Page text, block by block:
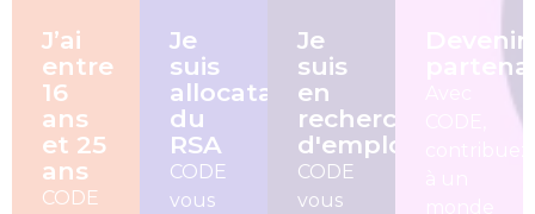
J’ai
entre
16
ans
et 25
ans
CODE
Je
suis
allocataire
du
RSA
CODE
vous
Je
suis
en
recherche
d'emploi
CODE
vous
Devenir